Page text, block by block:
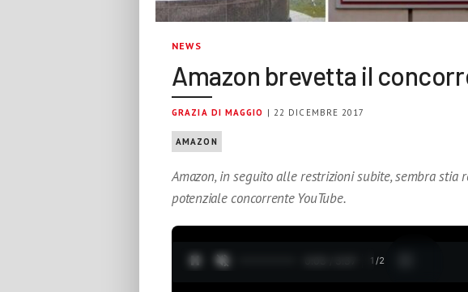
NEWS
Amazon brevetta il
GRAZIA DI MAGGIO | 22 DICEMBRE 2017
AMAZON
Amazon, in seguito alle restrizioni subite, sembra
potenziale concorrente YouTube.
1 /2